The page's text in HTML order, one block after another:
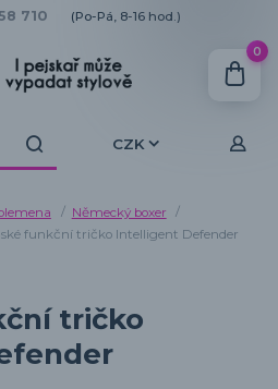
CZK
710 (Po-Pá, 8-16 hod.)
0
Německý boxer
funkční tričko Intelligent Defender
tričko